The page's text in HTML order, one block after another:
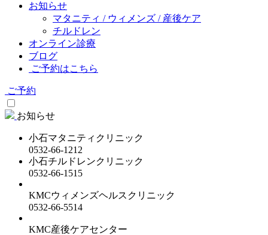
お知らせ
マタニティ / ウィメンズ / 産後ケア
チルドレン
オンライン診療
ブログ
ご予約はこちら
ご予約
お知らせ
小石マタニティクリニック
0532-66-1212
小石チルドレンクリニック
0532-66-1515
KMCウィメンズヘルスクリニック
0532-66-5514
KMC産後ケアセンター